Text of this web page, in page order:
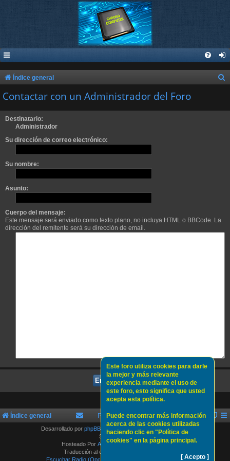
Índice general
Contactar con un Administrador del Foro
Destinatario:
Administrador
Su dirección de correo electrónico:
Su nombre:
Asunto:
Cuerpo del mensaje:
Este mensaje será enviado como texto plano, no incluya HTML o BBCode. La
dirección del remitente será su dirección de email.
Este foro utiliza cookies para darle
la mejor y más relevante
experiencia mediante el uso de
este foro, esto significa que usted
acepta esta política.
Puede encontrar más información
acerca de las cookies utilizadas
haciendo clic en "Política de
cookies" en la página principal.
[ Acepto ]
Índice general Sobre nosotros
Política de Cookies
Desarrollado por phpBB ® Forum Software © phpBB Limited
Style byArty
Hosteado Por ATLAS-SERVER HOSTING.
Traducción al español por
Escuchar Radio (Opción 1)
Escuchar Radio (Opción 2)